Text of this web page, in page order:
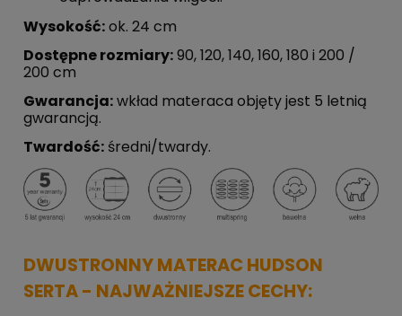
Wysokość:ok. 24 cm
Dostępne rozmiary:90, 120, 140, 160, 180 i 200 /
200 cm
Gwarancja:wkład materaca objęty jest 5 letnią
gwarancją.
Twardość: średni/twardy.
DWUSTRONNY MATERAC HUDSON
SERTA - NAJWAŻNIEJSZE CECHY: